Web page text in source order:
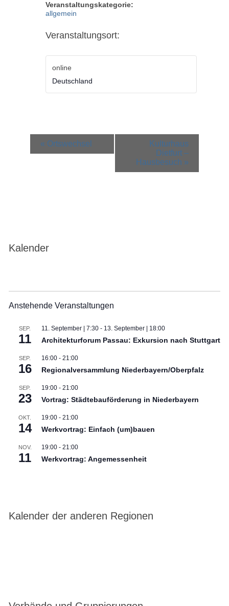
Veranstaltungskategorie:
allgemein
Veranstaltungsort:
online
Deutschland
Veranstaltung-
« Ortswechsel
Kulturhaus
Dietfurt –
Hausbesuch »
Kalender
Anstehende Veranstaltungen
SEP.
11
11. September | 7:30- 13. September | 18:00
Architekturforum Passau: Exkursion nach Stuttgart
SEP.
16
16:00- 21:00
Regionalversammlung Niederbayern/Oberpfalz
SEP.
23
19:00- 21:00
Vortrag: Städtebauförderung in Niederbayern
OKT.
14
19:00- 21:00
Werkvortrag: Einfach (um)bauen
NOV.
11
19:00- 21:00
Werkvortrag: Angemessenheit
Kalender der anderen Regionen